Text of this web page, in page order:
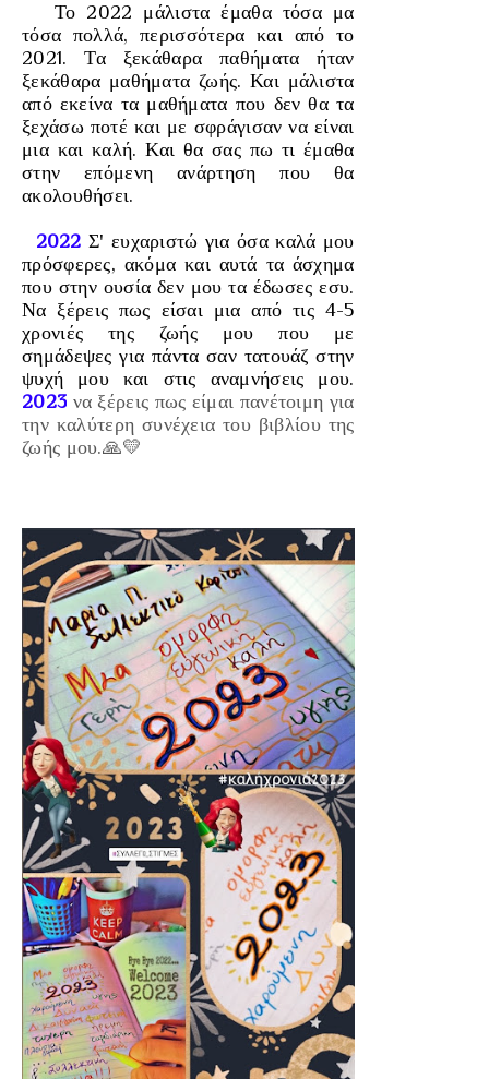
Το 2022 μάλιστα έμαθα τόσα μα
τόσα πολλά, περισσότερα και από το
2021. Τα ξεκάθαρα παθήματα ήταν
ξεκάθαρα μαθήματα ζωής. Και μάλιστα
από εκείνα τα μαθήματα που δεν θα τα
ξεχάσω ποτέ και με σφράγισαν να είναι
μια και καλή. Και θα σας πω τι έμαθα
στην επόμενη ανάρτηση που θα
ακολουθήσει.
2022 Σ' ευχαριστώ για όσα καλά μου
πρόσφερες, ακόμα και αυτά τα άσχημα
που στην ουσία δεν μου τα έδωσες εσυ.
Να ξέρεις πως είσαι μια από τις 4-5
χρονιές της ζωής μου που με
σημάδεψες για πάντα σαν τατουάζ στην
ψυχή μου και στις αναμνήσεις μου.
2023 να ξέρεις πως είμαι πανέτοιμη για
την καλύτερη συνέχεια του βιβλίου της
ζωής μου.🙏💛